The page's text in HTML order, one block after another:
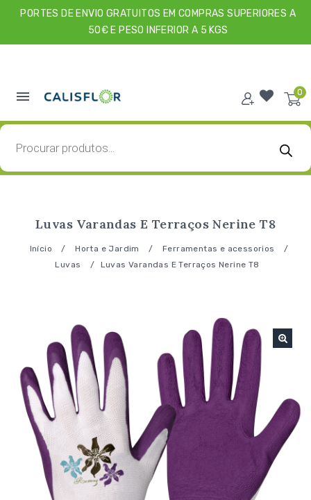
PORTES DE ENVIO GRATUITOS EM COMPRAS SUPERIORES A
50€ E PESO INFERIOR A 5 KGS
0
Luvas Varandas E Terraços Nerine T8
Início / Horta e Jardim / Ferramentas e acessorios
/
Luvas
/ Luvas Varandas E Terraços Nerine T8